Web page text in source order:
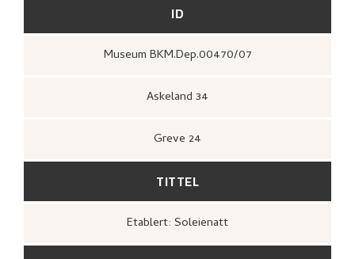
ID
Museum BKM.Dep.00470/07
Askeland 34
Greve 24
TITTEL
Etablert: Soleienatt